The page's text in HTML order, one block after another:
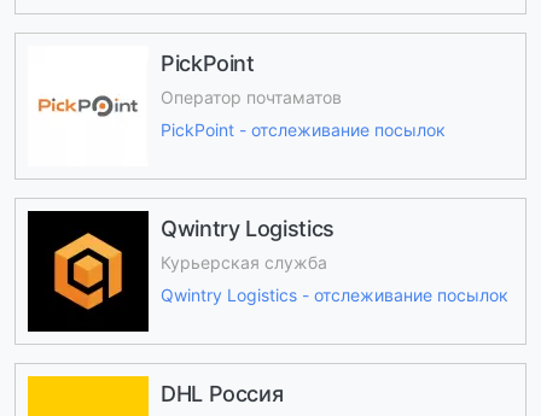
PickPoint
Оператор почтаматов
PickPoint - отслеживание посылок
Qwintry Logistics
Курьерская служба
Qwintry Logistics - отслеживание посылок
DHL Россия